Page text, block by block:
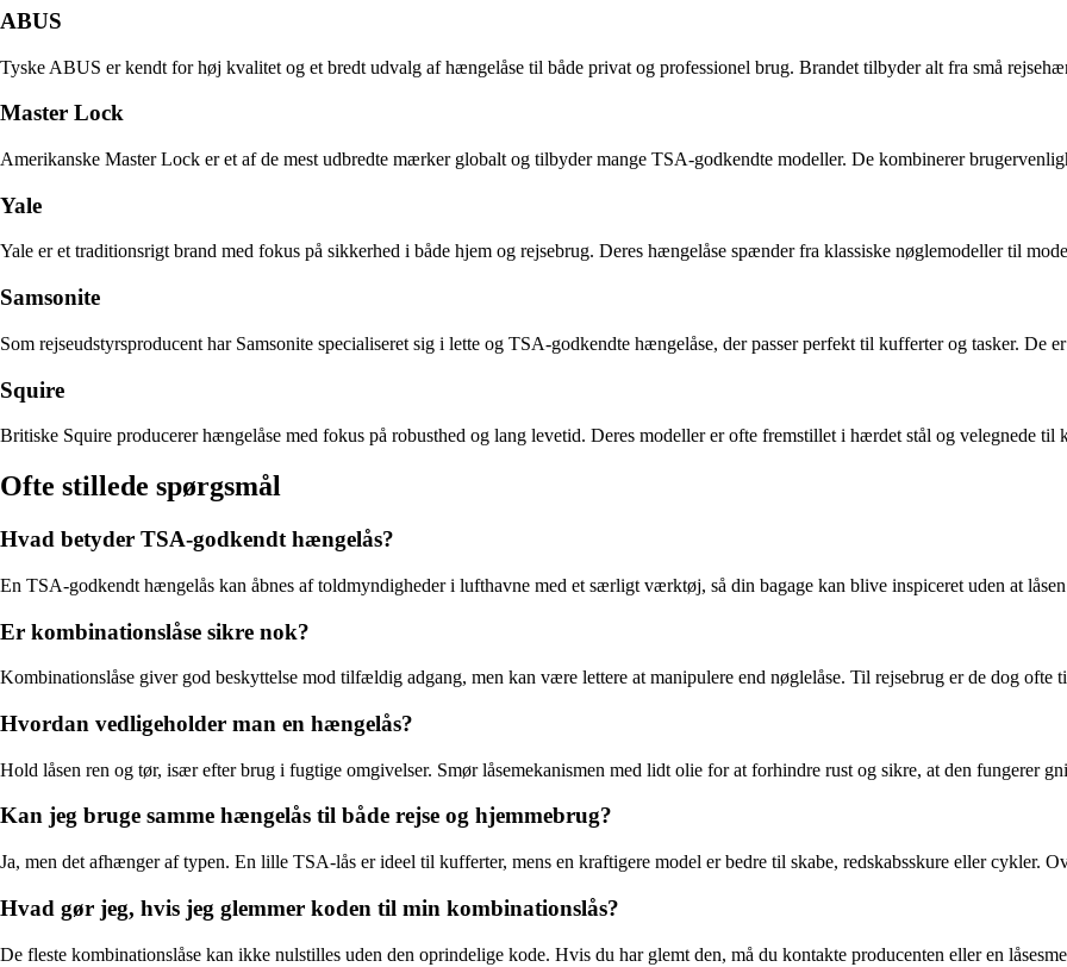
ABUS
Tyske ABUS er kendt for høj kvalitet og et bredt udvalg af hængelåse til både privat og professionel brug. Brandet tilbyder alt fra små
Master Lock
Amerikanske Master Lock er et af de mest udbredte mærker globalt og tilbyder mange TSA-godkendte modeller. De kombinerer
Yale
Yale er et traditionsrigt brand med fokus på sikkerhed i både hjem og rejsebrug. Deres hængelåse spænder fra klassiske nøglemodeller til
Samsonite
Som rejseudstyrsproducent har Samsonite specialiseret sig i lette og TSA-godkendte hængelåse, der passer perfekt til kufferter og tasker. De
Squire
Britiske Squire producerer hængelåse med fokus på robusthed og lang levetid. Deres modeller er ofte fremstillet i hærdet stål og velegnede til
Ofte stillede spørgsmål
Hvad betyder TSA-godkendt hængelås?
En TSA-godkendt hængelås kan åbnes af toldmyndigheder i lufthavne med et særligt værktøj, så din bagage kan blive inspiceret uden at
Er kombinationslåse sikre nok?
Kombinationslåse giver god beskyttelse mod tilfældig adgang, men kan være lettere at manipulere end nøglelåse. Til rejsebrug er de dog ofte
Hvordan vedligeholder man en hængelås?
Hold låsen ren og tør, især efter brug i fugtige omgivelser. Smør låsemekanismen med lidt olie for at forhindre rust og sikre, at den fungerer
Kan jeg bruge samme hængelås til både rejse og hjemmebrug?
Ja, men det afhænger af typen. En lille TSA-lås er ideel til kufferter, mens en kraftigere model er bedre til skabe, redskabsskure eller cykler.
Hvad gør jeg, hvis jeg glemmer koden til min kombinationslås?
De fleste kombinationslåse kan ikke nulstilles uden den oprindelige kode. Hvis du har glemt den, må du kontakte producenten eller en